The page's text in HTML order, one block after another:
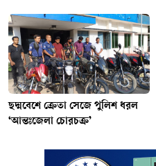
ছদ্মবেশে ক্রেতা সেজে পুলিশ ধরল
‘আন্তঃজেলা চোরচক্র’